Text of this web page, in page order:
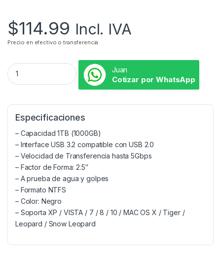
$114.99 Incl. IVA
Precio en efectivo o transferencia
Juan
Cotizar por WhatsApp
Especificaciones
– Capacidad 1TB (1000GB)
– Interface USB 3.2 compatible con USB 2.0
– Velocidad de Transferencia hasta 5Gbps
– Factor de Forma: 2.5″
– A prueba de agua y golpes
– Formato NTFS
– Color: Negro
– Soporta XP / VISTA / 7 / 8 / 10 / MAC OS X / Tiger /
Leopard / Snow Leopard